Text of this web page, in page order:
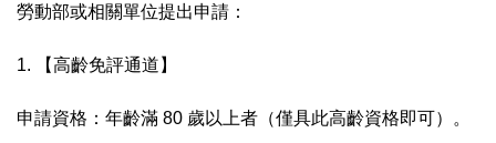
勞動部或相關單位提出申請：
1. 【高齡免評通道】
申請資格：年齡滿 80 歲以上者（僅具此高齡資格即可）。